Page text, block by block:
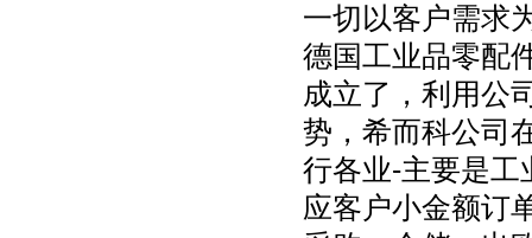
一切以客户需求
德国工业品零配
成立了，利用公
势，希而科公司
行各业-主要是工
应客户小金额订